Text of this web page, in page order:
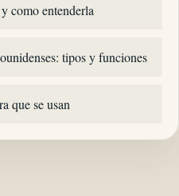
como entenderla
tipos y funciones
que se usan